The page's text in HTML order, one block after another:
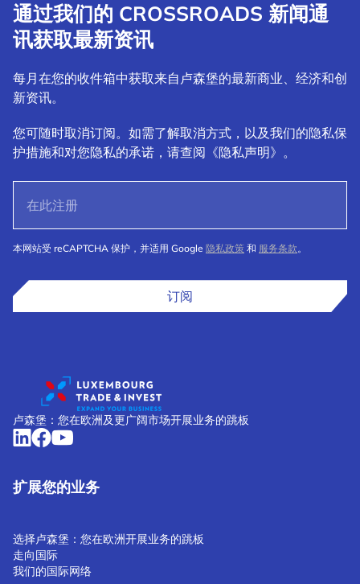
通过我们的 CROSSROADS 新闻通
讯获取最新资讯
每月在您的收件箱中获取来自卢森堡的最新商业、经济和创
新资讯。
您可随时取消订阅。如需了解取消方式，以及我们的隐私保
护措施和对您隐私的承诺，请查阅《隐私声明》。
本网站受 reCAPTCHA 保护，并适用 Google 隐私政策 和 服务条款。
订阅
卢森堡：您在欧洲及更广阔市场开展业务的跳板
扩展您的业务
选择卢森堡：您在欧洲开展业务的跳板
走向国际
我们的国际网络